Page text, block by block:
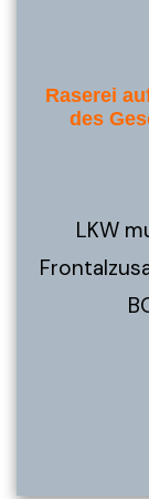
Raserei
des
LKW